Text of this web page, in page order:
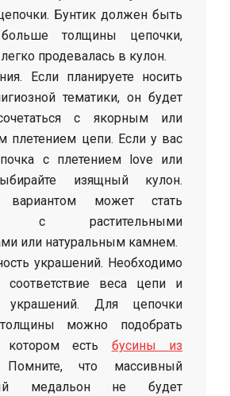
Бунтик должен быть
толщины цепочки,
продевалась в кулон.
Если планируете носить
тематики, он будет
с якорным или
плетением цепи. Если у вас
с плетением love или
изящный кулон.
вариантом может стать
с растительными
или натуральным камнем.
украшений. Необходимо
соответствие веса цепи и
украшений. Для цепочки
можно подобрать
есть бусины из
что массивный
медальон не будет